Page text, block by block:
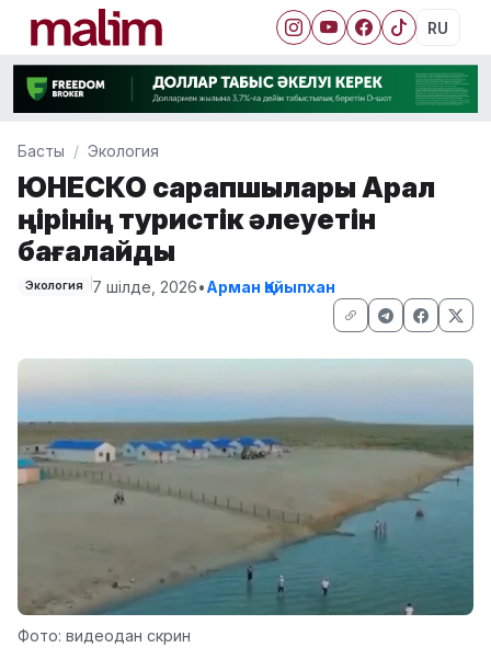
RU
Басты Экология
ЮНЕСКО сарапшылары Арал
өңірінің туристік әлеуетін
бағалайды
Экология 7 шілде, 2026•Арман Қайыпхан
Фото: видеодан скрин